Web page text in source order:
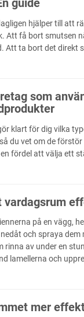
guide
hjälper till att
Att få bort smutsen
Att ta bort det direkt
som
klart för dig vilka
du vet om de
fördel att välja ett
vardagsrum
på en vägg,
och spraya dem
rinna av under en
lamellerna och
mer